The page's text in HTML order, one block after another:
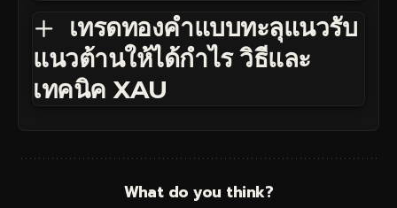
เทรดทองคำแบบทะลุแนวรับ
แนวต้านให้ได้กำไร วิธีและ
เทคนิค XAU
What do you think?